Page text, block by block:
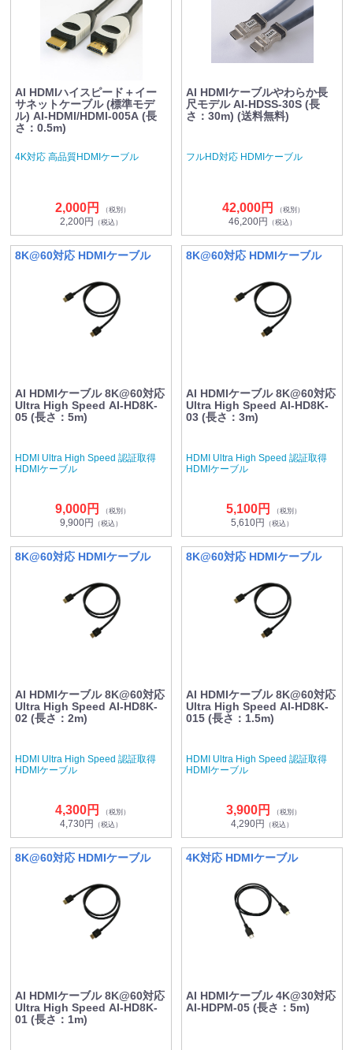
AI HDMIハイスピード＋イー
サネットケーブル (標準モデ
ル) AI-HDMI/HDMI-005A (長
さ：0.5m)
4K対応 高品質HDMIケーブル
2,000円 （税別）
2,200円 （税込）
AI HDMIケーブルやわらか長
尺モデル AI-HDSS-30S (長
さ：30m) (送料無料)
フルHD対応 HDMIケーブル
42,000円 （税別）
46,200円 （税込）
8K@60対応 HDMIケーブル
AI HDMIケーブル 8K@60対応
Ultra High Speed AI-HD8K-
05 (長さ：5m)
HDMI Ultra High Speed 認証取得
HDMIケーブル
9,000円 （税別）
9,900円 （税込）
8K@60対応 HDMIケーブル
AI HDMIケーブル 8K@60対応
Ultra High Speed AI-HD8K-
03 (長さ：3m)
HDMI Ultra High Speed 認証取得
HDMIケーブル
5,100円 （税別）
5,610円 （税込）
8K@60対応 HDMIケーブル
AI HDMIケーブル 8K@60対応
Ultra High Speed AI-HD8K-
02 (長さ：2m)
HDMI Ultra High Speed 認証取得
HDMIケーブル
4,300円 （税別）
4,730円 （税込）
8K@60対応 HDMIケーブル
AI HDMIケーブル 8K@60対応
Ultra High Speed AI-HD8K-
015 (長さ：1.5m)
HDMI Ultra High Speed 認証取得
HDMIケーブル
3,900円 （税別）
4,290円 （税込）
8K@60対応 HDMIケーブル
AI HDMIケーブル 8K@60対応
Ultra High Speed AI-HD8K-
01 (長さ：1m)
4K対応 HDMIケーブル
AI HDMIケーブル 4K@30対応
AI-HDPM-05 (長さ：5m)